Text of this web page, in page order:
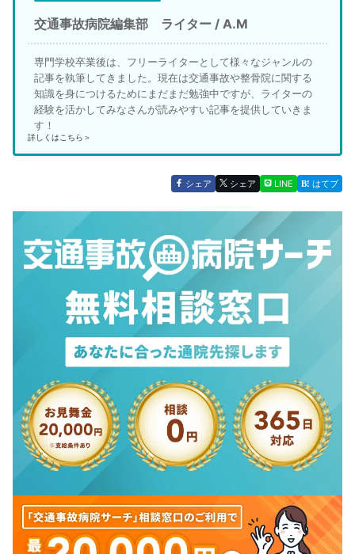
交通事故病院編集部 ライター / A.M
専門学校卒業後は、フリーライターとして様々なジャンルの
記事を執筆してきました。現在は交通事故や整骨院に関する
知識を身につけるためにまだまだ勉強中ですが、ライターの
経験を活かしてみなさんが読みやすい記事を提供していきま
す！
詳しくはこちら＞
シェア シェア LINE はてブ